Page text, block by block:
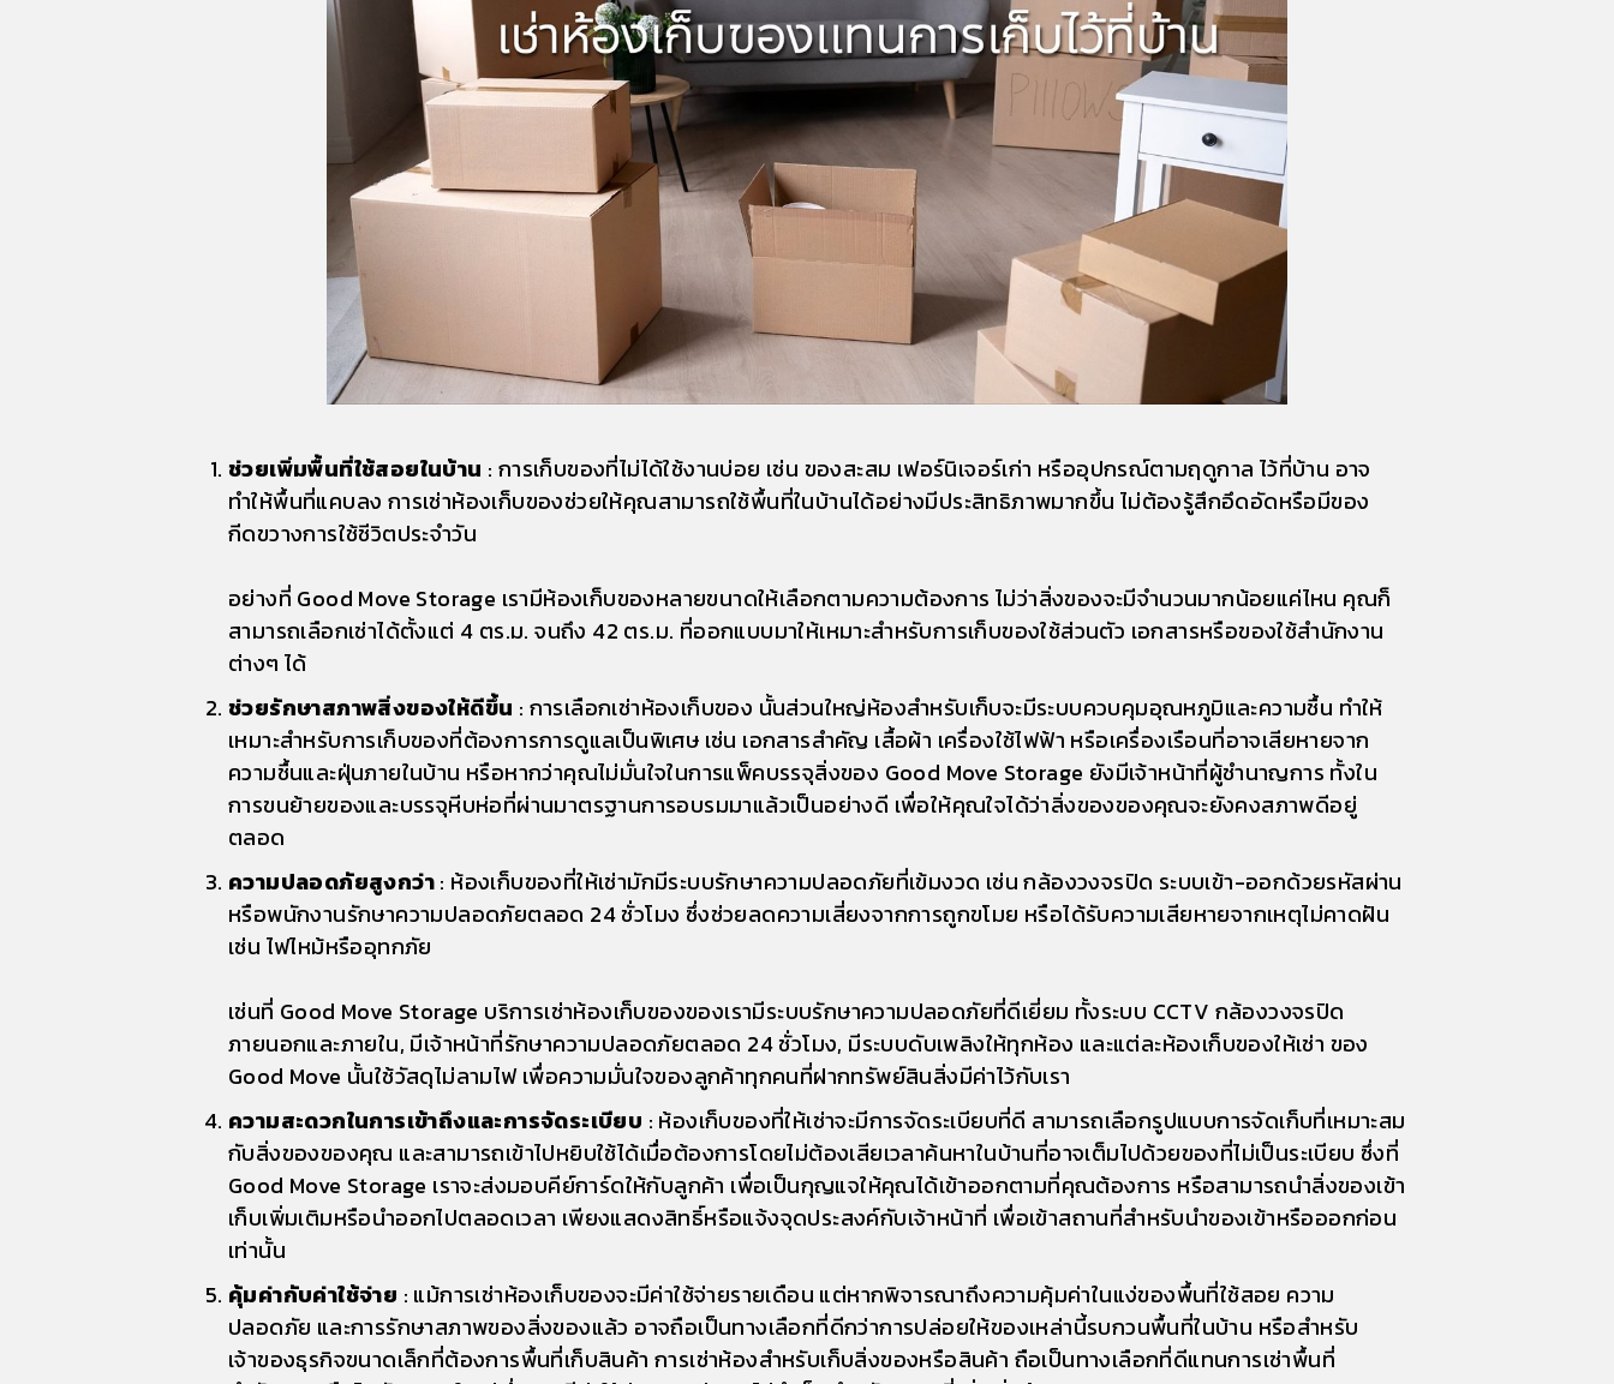
ช่วยเพิ่มพื้นที่ใช้สอยในบ้าน : การเก็บของที่ไม่ได้ใช้งานบ่อย เช่น ของสะสม เฟอร์นิเจอร์เก่า หรืออุปกรณ์ตามฤดูกาล ไว้ที่บ้าน อาจ
ทำให้พื้นที่แคบลง การเช่าห้องเก็บของช่วยให้คุณสามารถใช้พื้นที่ในบ้านได้อย่างมีประสิทธิภาพมากขึ้น ไม่ต้องรู้สึกอึดอัดหรือมีของ
กีดขวางการใช้ชีวิตประจำวัน
อย่างที่ Good Move Storage เรามีห้องเก็บของหลายขนาดให้เลือกตามความต้องการ ไม่ว่าสิ่งของจะมีจำนวนมากน้อยแค่ไหน คุณก็
สามารถเลือกเช่าได้ตั้งแต่ 4 ตร.ม. จนถึง 42 ตร.ม. ที่ออกแบบมาให้เหมาะสำหรับการเก็บของใช้ส่วนตัว เอกสารหรือของใช้สำนักงาน
ต่างๆ ได้
ช่วยรักษาสภาพสิ่งของให้ดีขึ้น : การเลือกเช่าห้องเก็บของ นั้นส่วนใหญ่ห้องสำหรับเก็บจะมีระบบควบคุมอุณหภูมิและความชื้น ทำให้
เหมาะสำหรับการเก็บของที่ต้องการการดูแลเป็นพิเศษ เช่น เอกสารสำคัญ เสื้อผ้า เครื่องใช้ไฟฟ้า หรือเครื่องเรือนที่อาจเสียหายจาก
ความชื้นและฝุ่นภายในบ้าน หรือหากว่าคุณไม่มั่นใจในการแพ็คบรรจุสิ่งของ Good Move Storage ยังมีเจ้าหน้าที่ผู้ชำนาญการ ทั้งใน
การขนย้ายของและบรรจุหีบห่อที่ผ่านมาตรฐานการอบรมมาแล้วเป็นอย่างดี เพื่อให้คุณใจได้ว่าสิ่งของของคุณจะยังคงสภาพดีอยู่
ตลอด
ความปลอดภัยสูงกว่า: ห้องเก็บของที่ให้เช่ามักมีระบบรักษาความปลอดภัยที่เข้มงวด เช่น กล้องวงจรปิด ระบบเข้า-ออกด้วยรหัสผ่าน
หรือพนักงานรักษาความปลอดภัยตลอด 24 ชั่วโมง ซึ่งช่วยลดความเสี่ยงจากการถูกขโมย หรือได้รับความเสียหายจากเหตุไม่คาดฝัน
เช่น ไฟไหม้หรืออุทกภัย
เช่นที่ Good Move Storage บริการเช่าห้องเก็บของของเรามีระบบรักษาความปลอดภัยที่ดีเยี่ยม ทั้งระบบ CCTV กล้องวงจรปิด
ภายนอกและภายใน, มีเจ้าหน้าที่รักษาความปลอดภัยตลอด 24 ชั่วโมง, มีระบบดับเพลิงให้ทุกห้อง และแต่ละห้องเก็บของให้เช่า ของ
Good Move นั้นใช้วัสดุไม่ลามไฟ เพื่อความมั่นใจของลูกค้าทุกคนที่ฝากทรัพย์สินสิ่งมีค่าไว้กับเรา
ความสะดวกในการเข้าถึงและการจัดระเบียบ : ห้องเก็บของที่ให้เช่าจะมีการจัดระเบียบที่ดี สามารถเลือกรูปแบบการจัดเก็บที่เหมาะสม
กับสิ่งของของคุณ และสามารถเข้าไปหยิบใช้ได้เมื่อต้องการโดยไม่ต้องเสียเวลาค้นหาในบ้านที่อาจเต็มไปด้วยของที่ไม่เป็นระเบียบ ซึ่งที่
Good Move Storage เราจะส่งมอบคีย์การ์ดให้กับลูกค้า เพื่อเป็นกุญแจให้คุณได้เข้าออกตามที่คุณต้องการ หรือสามารถนำสิ่งของเข้า
เก็บเพิ่มเติมหรือนำออกไปตลอดเวลา เพียงแสดงสิทธิ์หรือแจ้งจุดประสงค์กับเจ้าหน้าที่ เพื่อเข้าสถานที่สำหรับนำของเข้าหรือออกก่อน
เท่านั้น
คุ้มค่ากับค่าใช้จ่าย : แม้การเช่าห้องเก็บของจะมีค่าใช้จ่ายรายเดือน แต่หากพิจารณาถึงความคุ้มค่าในแง่ของพื้นที่ใช้สอย ความ
ปลอดภัย และการรักษาสภาพของสิ่งของแล้ว อาจถือเป็นทางเลือกที่ดีกว่าการปล่อยให้ของเหล่านี้รบกวนพื้นที่ในบ้าน หรือสำหรับ
เจ้าของธุรกิจขนาดเล็กที่ต้องการพื้นที่เก็บสินค้า การเช่าห้องสำหรับเก็บสิ่งของหรือสินค้า ถือเป็นทางเลือกที่ดีแทนการเช่าพื้นที่